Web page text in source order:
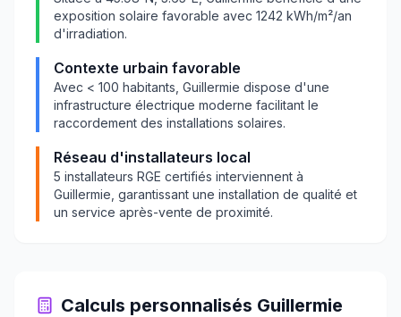
exposition solaire favorable avec 1242 kWh/m²/an
d'irradiation.
Contexte urbain favorable
Avec < 100 habitants, Guillermie dispose d'une
infrastructure électrique moderne facilitant le
raccordement des installations solaires.
Réseau d'installateurs local
5 installateurs RGE certifiés interviennent à
Guillermie , garantissant une installation de qualité et
un service après-vente de proximité.
Calculs personnalisés Guillermie